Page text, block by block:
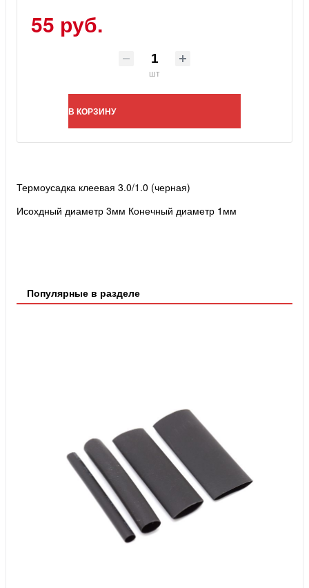
55 руб.
шт
В КОРЗИНУ
Термоусадка клеевая 3.0/1.0 (черная)
Исохдный диаметр 3мм Конечный диаметр 1мм
Популярные в разделе